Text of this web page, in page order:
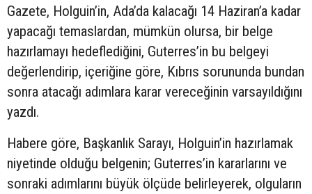
Gazete, Holguin’in, Ada’da kalacağı 14 Haziran’a kadar
yapacağı temaslardan, mümkün olursa, bir belge
hazırlamayı hedeflediğini, Guterres’in bu belgeyi
değerlendirip, içeriğine göre, Kıbrıs sorununda bundan
sonra atacağı adımlara karar vereceğinin varsayıldığını
yazdı.
Habere göre, Başkanlık Sarayı, Holguin’in hazırlamak
niyetinde olduğu belgenin; Guterres’in kararlarını ve
sonraki adımlarını büyük ölçüde belirleyerek, olguların